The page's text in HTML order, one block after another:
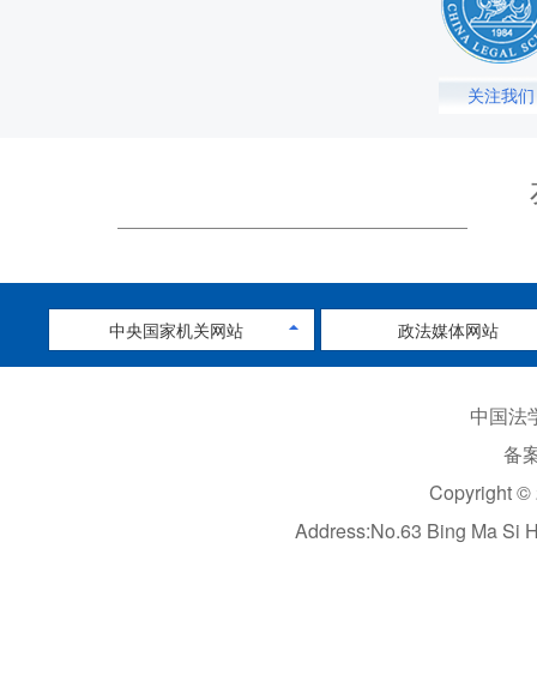
关注我们
中央国家机关网站 政法媒体网站
中国法
备
Copyright ©
Address:No.63 Bing Ma Si